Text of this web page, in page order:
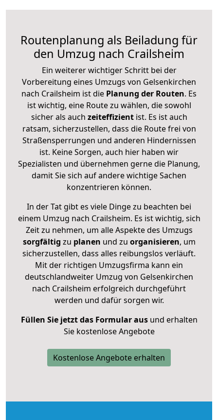
Routenplanung als Beiladung für
den Umzug nach Crailsheim
Ein weiterer wichtiger Schritt bei der
Vorbereitung eines Umzugs von Gelsenkirchen
nach Crailsheim ist die Planung der Routen. Es
ist wichtig, eine Route zu wählen, die sowohl
sicher als auch zeiteffizientist. Es ist auch
ratsam, sicherzustellen, dass die Route frei von
Straßensperrungen und anderen Hindernissen
ist. Keine Sorgen, auch hier haben wir
Spezialisten und übernehmen gerne die Planung,
damit Sie sich auf andere wichtige Sachen
konzentrieren können.
In der Tat gibt es viele Dinge zu beachten bei
einem Umzug nach Crailsheim. Es ist wichtig, sich
Zeit zu nehmen, um alle Aspekte des Umzugs
sorgfältig zu planen und zu organisieren, um
sicherzustellen, dass alles reibungslos verläuft.
Mit der richtigen Umzugsfirma kann ein
deutschlandweiter Umzug von Gelsenkirchen
nach Crailsheim erfolgreich durchgeführt
werden und dafür sorgen wir.
Füllen Sie jetzt das Formular ausund erhalten
Sie kostenlose Angebote
Kostenlose Angebote erhalten